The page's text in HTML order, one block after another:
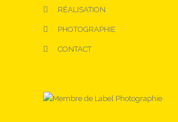
RÉALISATION
PHOTOGRAPHIE
CONTACT